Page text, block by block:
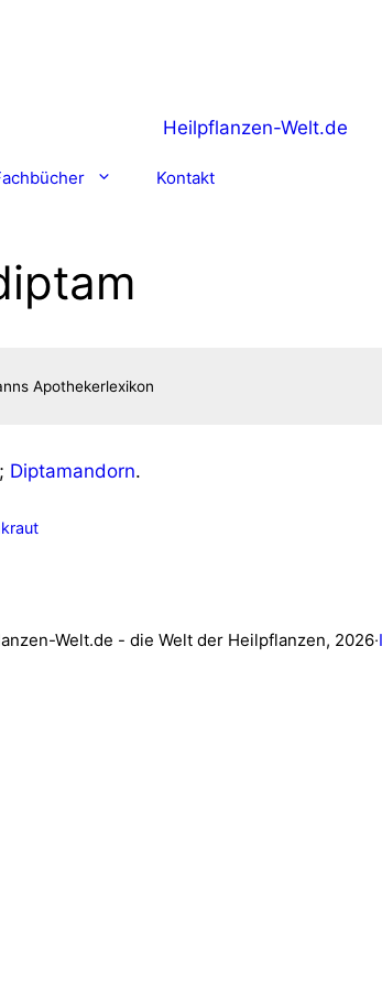
Kontakt
; Dipt­a­man­dorn.
Welt.de - die Welt der Heilpflanzen, 2026·